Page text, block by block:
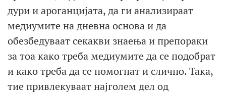
дури и ароганцијата, да ги анализираат
медиумите на дневна основа и да
обезбедуваат секакви знаења и препораки
за тоа како треба медиумите да се подобрат
и како треба да се помогнат и слично. Така,
тие привлекуваат најголем дел од